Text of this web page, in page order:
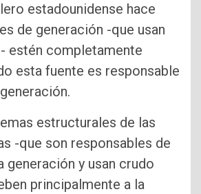
estadounidense hace
de generación -que usan
estén completamente
esta fuente es responsable
estructurales de las
-que son responsables de
generación y usan crudo
principalmente a la